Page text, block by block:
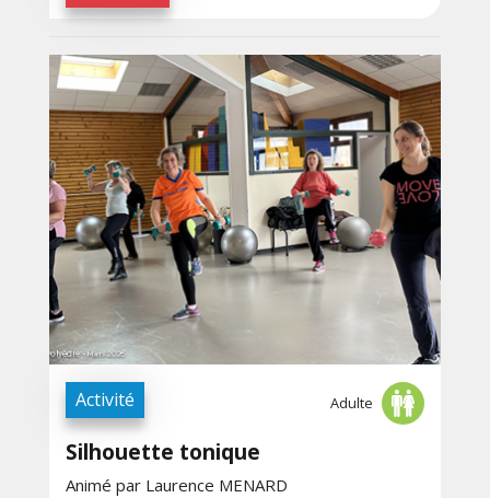
Activité Adulte
Silhouette tonique
Animé par Laurence MENARD